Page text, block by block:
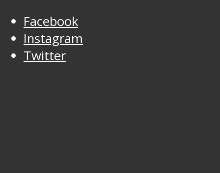
Facebook
Instagram
Twitter